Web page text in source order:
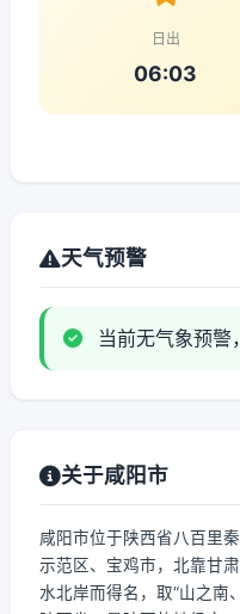
日出
06:03
天气预警
当前无气象预警
关于咸阳市
咸阳市位于陕西省八百里
示范区、宝鸡市，北靠甘
水北岸而得名，取“山之南